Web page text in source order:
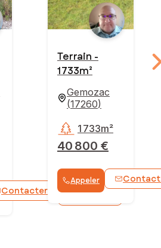
Contacter WhatsApp
Terrain -
1 733m²
Gemozac
(17260)
40 800 €
1 733m²
Appeler